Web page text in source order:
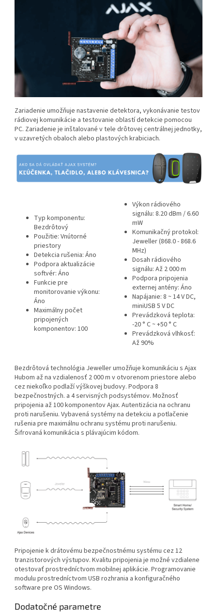
Zariadenie umožňuje nastavenie detektora, vykonávanie testov
rádiovej komunikácie a testovanie oblastí detekcie pomocou
PC. Zariadenie je inštalované v tele drôtovej centrálnej jednotky,
v uzavretých obaloch alebo plastových krabiciach.
Typ komponentu:
Bezdrôtový
Použitie: Vnútorné
priestory
Detekcia rušenia: Áno
Podpora aktualizácie
softvér: Áno
Funkcie pre
monitorovanie výkonu:
Áno
Maximálny počet
pripojených
komponentov: 100
Výkon rádiového
signálu: 8.20 dBm / 6.60
mW
Komunikačný protokol:
Jeweller (868.0 - 868.6
MHz)
Dosah rádiového
signálu: Až 2 000 m
Podpora pripojenia
externej antény: Áno
Napájanie: 8 ~ 14 V DC,
miniUSB 5 V DC
Prevádzková teplota:
-20 ° C ~ +50 ° C
Prevádzková vlhkosť:
Až 90%
Bezdrôtová technológia Jeweller umožňuje komunikáciu s Ajax
Hubom až na vzdialenosť 2 000 m v otvorenom priestore alebo
cez niekoľko podlaží výškovej budovy. Podpora 8
bezpečnostných. a 4 servisných podsystémov. Možnosť
pripojenia až 100 komponentov Ajax. Autentizácia na ochranu
proti narušeniu. Vybavená systémy na detekciu a potlačenie
rušenia pre maximálnu ochranu systému proti narušeniu.
Šifrovaná komunikácia s plávajúcim kódom.
Pripojenie k drátovému bezpečnostnému systému cez 12
tranzistorových výstupov. Kvalitu pripojenia je možné vzdialene
otestovať prostredníctvom mobilnej aplikácie. Programovanie
modulu prostredníctvom USB rozhrania a konfiguračného
software pre OS Windows.
Dodatočné parametre